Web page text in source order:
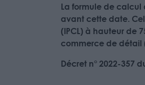
La formule de calcul
avant cette date.
(IPCL) à hauteur de
commerce de détail
Décret n° 2022-357